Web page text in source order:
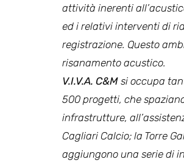
attività inerenti
ed i relativi interventi di
registrazione. Questo
risanamento acustico.
V.I.V.A. C&M si occupa
500 progetti, che
infrastrutture,
Cagliari Calcio; la Torre
aggiungono una serie di